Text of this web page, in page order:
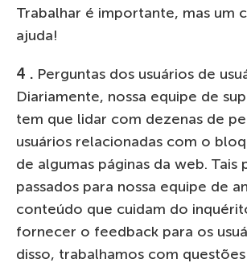
Trabalhar é importante, mas um
ajuda!
4 . Perguntas dos usuários de
Diariamente, nossa equipe de
tem que lidar com dezenas de
usuários relacionadas com o
de algumas páginas da web. Tais
passados ​​para nossa equipe de
conteúdo que cuidam do
fornecer o feedback para os
disso, trabalhamos com